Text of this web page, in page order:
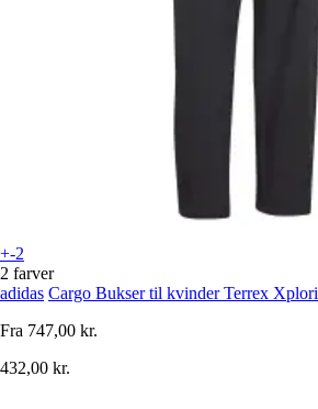
+-2
2 farver
adidas Cargo Bukser til kvinder Terrex
Fra 747,00 kr.
432,00 kr.